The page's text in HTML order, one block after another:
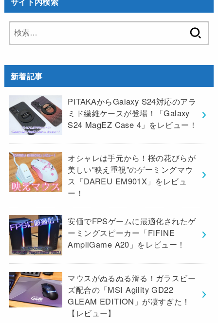
索:
新着記事
PITAKAからGalaxy S24対応のアラ
ミド繊維ケースが登場！「Galaxy
S24 MagEZ Case 4」をレビュー！
オシャレは手元から！桜の花びらが
美しい”映え重視”のゲーミングマウ
ス「DAREU EM901X」をレビュ
ー！
安価でFPSゲームに最適化されたゲ
ーミングスピーカー「FIFINE
AmpliGame A20」をレビュー！
マウスがぬるぬる滑る！ガラスビー
ズ配合の「MSI Agility GD22
GLEAM EDITION」が凄すぎた！
【レビュー】